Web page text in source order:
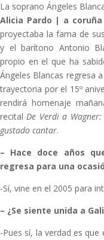
La soprano Ángeles
Alicia Pardo | a coruña
proyectaba la fama de
y el barítono Antonio
propio en el que ha
Ángeles Blancas regresa
trayectoria por el 15º
rendirá homenaje
recitalDe Verdi a
gustado cantar.
– Hace doce años
regresa para una
-Sí, vine en el 2005 para
– ¿Se siente unida a
-Pues sí, la verdad es